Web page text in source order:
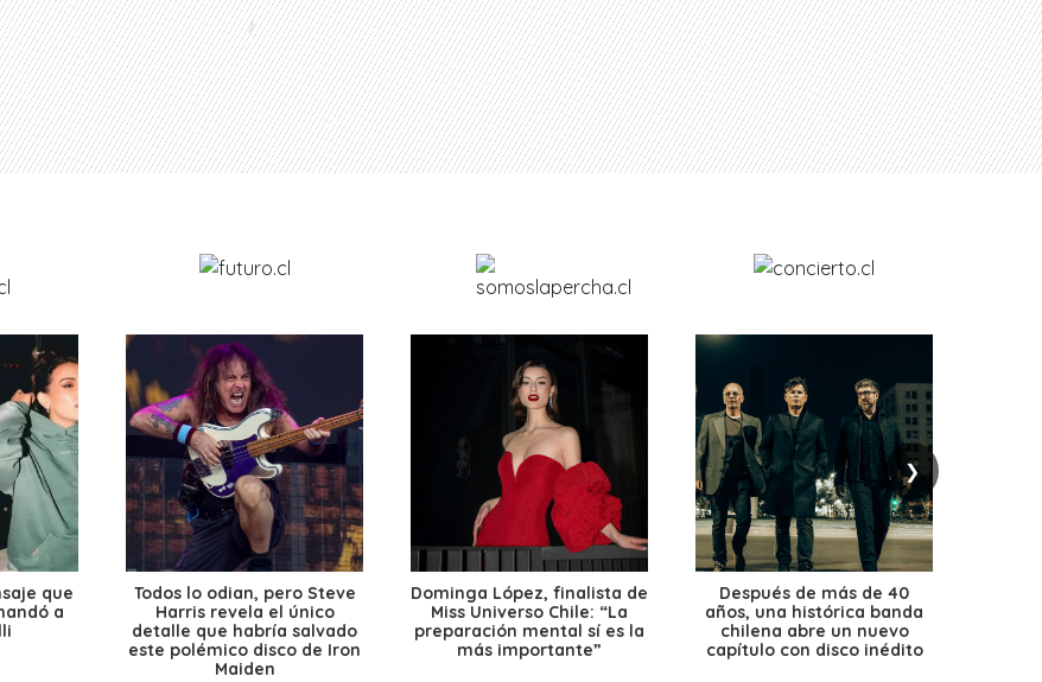
❯
que
a
Todos lo odian, pero Steve
Harris revela el único
detalle que habría salvado
este polémico disco de Iron
Maiden
Dominga López, finalista de
Miss Universo Chile: “La
preparación mental sí es la
más importante”
Después de más de 40
años, una histórica banda
chilena abre un nuevo
capítulo con disco inédito